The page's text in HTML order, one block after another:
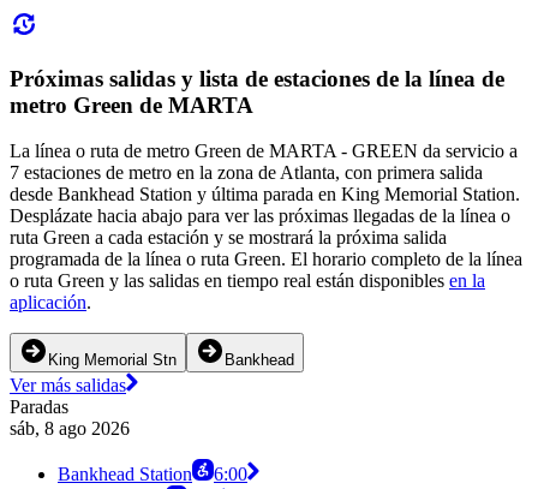
Próximas salidas y lista de estaciones de la línea de
metro Green de MARTA
La línea o ruta de metro Green de MARTA - GREEN da servicio a
7 estaciones de metro en la zona de Atlanta, con primera salida
desde Bankhead Station y última parada en King Memorial Station.
Desplázate hacia abajo para ver las próximas llegadas de la línea o
ruta Green a cada estación y se mostrará la próxima salida
programada de la línea o ruta Green. El horario completo de la línea
o ruta Green y las salidas en tiempo real están disponibles en la
aplicación.
King Memorial Stn Bankhead
Ver más salidas
Paradas
sáb, 8 ago 2026
Bankhead Station
6:00